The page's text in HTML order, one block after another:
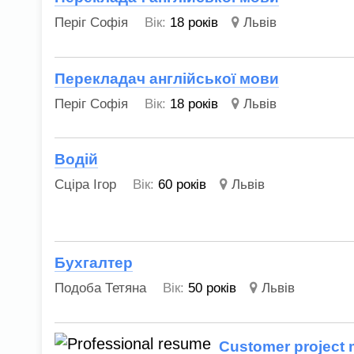
Періг Софія Вік: 18 років Львів
Перекладач англійської мови
Періг Софія Вік: 18 років Львів
Водій
Сціра Ігор Вік: 60 років Львів
Бухгалтер
Подоба Тетяна Вік: 50 років Львів
Customer project